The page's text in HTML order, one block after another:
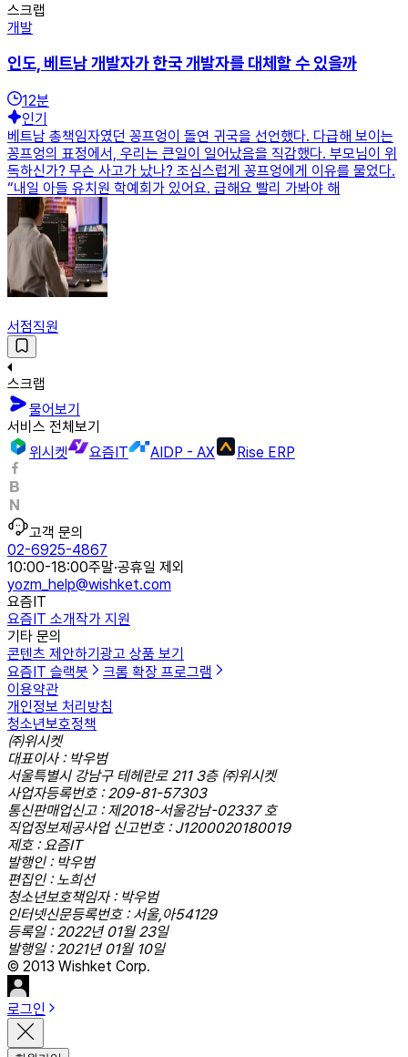
스크랩
개발
인도, 베트남 개발자가 한국 개발자를 대체할 수 있을까
12분
인기
베트남 총책임자였던 꽁프엉이 돌연 귀국을 선언했다. 다급해 보이는
꽁프엉의 표정에서, 우리는 큰일이 일어났음을 직감했다. 부모님이 위
독하신가? 무슨 사고가 났나? 조심스럽게 꽁프엉에게 이유를 물었다.
“내일 아들 유치원 학예회가 있어요. 급해요 빨리 가봐야 해
서점직원
스크랩
물어보기
서비스 전체보기
위시켓
요즘IT AIDP - AX Rise ERP
고객 문의
02-6925-4867
10:00-18:00주말·공휴일 제외
yozm_help@wishket.com
요즘IT
요즘IT 소개작가 지원
기타 문의
콘텐츠 제안하기 광고 상품 보기
요즘IT 슬랙봇
크롬 확장 프로그램
이용약관
개인정보 처리방침
청소년보호정책
㈜위시켓
대표이사 : 박우범
서울특별시 강남구 테헤란로 211 3층 ㈜위시켓
사업자등록번호 : 209-81-57303
통신판매업신고 : 제2018-서울강남-02337 호
직업정보제공사업 신고번호 : J1200020180019
제호 : 요즘IT
발행인 : 박우범
편집인 : 노희선
청소년보호책임자 : 박우범
인터넷신문등록번호 : 서울,아54129
등록일 : 2022년 01월 23일
발행일 : 2021년 01월 10일
© 2013 Wishket Corp.
로그인